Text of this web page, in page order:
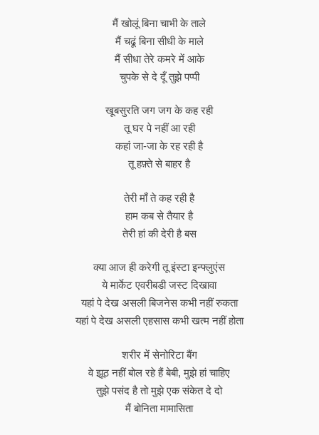
मैं खोलूं बिना चाभी के ताले
मैं चढूं बिना सीधी के माले
मैं सीधा तेरे कमरे में आके
चुपके से दे दूँ तुझे पप्पी
खूबसुरति जग जग के कह रही
तू घर पे नहीं आ रही
कहां जा-जा के रह रही है
तू हफ़्ते से बाहर है
तेरी माँ ते कह रही है
हाम कब से तैयार है
तेरी हां की देरी है बस
क्या आज ही करेगी तू इंस्टा इन्फ्लुएंस
ये मार्केट एवरीबडी जस्ट दिखावा
यहां पे देख असली बिजनेस कभी नहीं रुकता
यहां पे देख असली एहसास कभी खत्म नहीं होता
शरीर में सेनोरिटा बैंग
वे झूठ नहीं बोल रहे हैं बेबी, मुझे हां चाहिए
तुझे पसंद है तो मुझे एक संकेत दे दो
मैं बोनिता मामासिता